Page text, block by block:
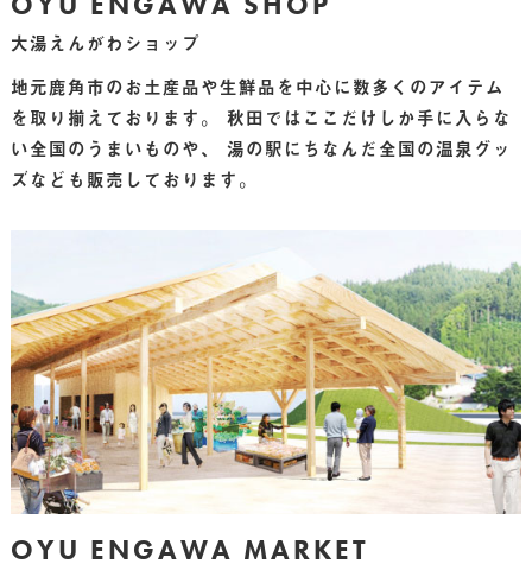
大湯えんがわショップ
地元鹿角市のお土産品や生鮮品を中心に数多くのアイテム
を取り揃えております。 秋田ではここだけしか手に入らな
い全国のうまいものや、 湯の駅にちなんだ全国の温泉グッ
ズなども販売しております。
OYU ENGAWA MARKET